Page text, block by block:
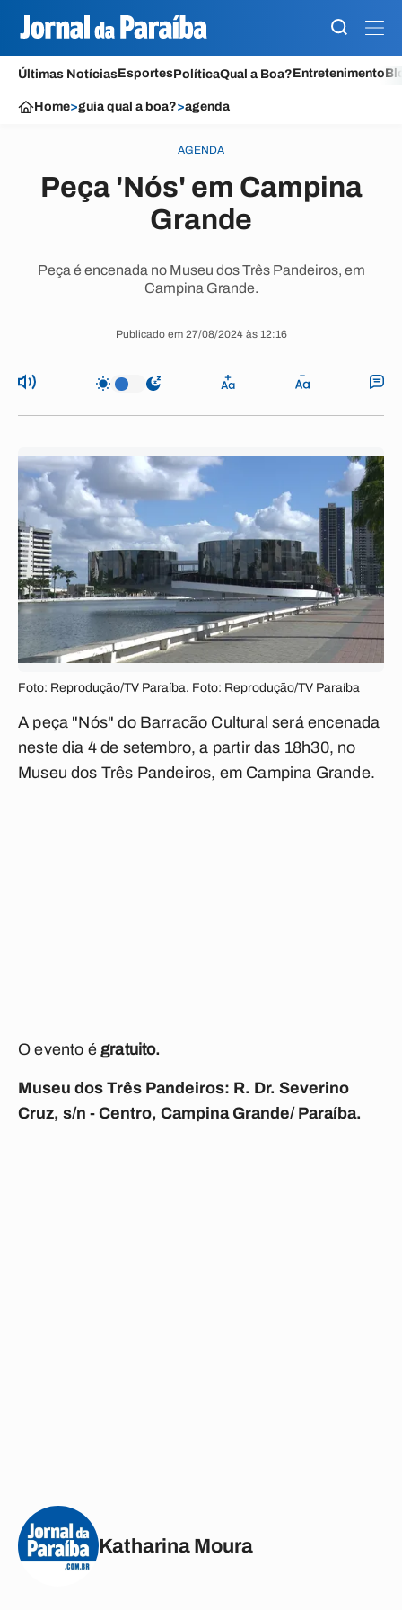
Últimas NotíciasEsportesPolíticaQual a Boa?Entretenimento
Home>guia qual a boa?>agenda
AGENDA
Peça 'Nós' em Campina
Grande
Peça é encenada no Museu dos Três Pandeiros, em
Campina Grande.
Publicado em 27/08/2024 às 12:16
Foto: Reprodução/TV Paraíba. Foto: Reprodução/TV Paraíba
A peça "Nós" do Barracão Cultural será encenada
neste dia 4 de setembro, a partir das 18h30, no
Museu dos Três Pandeiros, em Campina Grande.
O evento é gratuito.
Museu dos Três Pandeiros: R. Dr. Severino
Cruz, s/n - Centro, Campina Grande/ Paraíba.
Katharina Moura